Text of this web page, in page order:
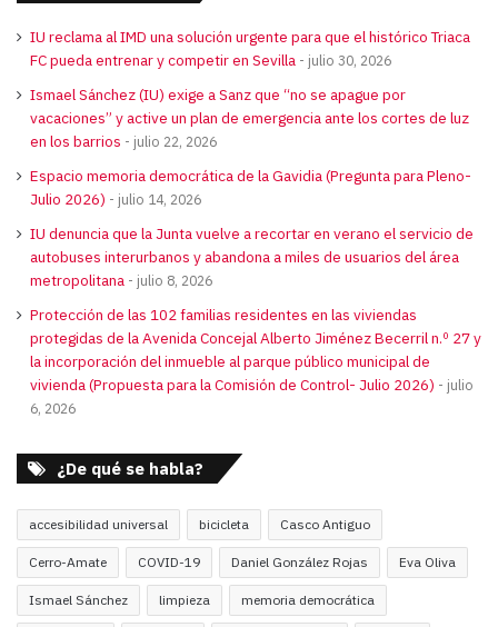
IU reclama al IMD una solución urgente para que el histórico Triaca
FC pueda entrenar y competir en Sevilla
julio 30, 2026
Ismael Sánchez (IU) exige a Sanz que “no se apague por
vacaciones” y active un plan de emergencia ante los cortes de luz
en los barrios
julio 22, 2026
Espacio memoria democrática de la Gavidia (Pregunta para Pleno-
Julio 2026)
julio 14, 2026
IU denuncia que la Junta vuelve a recortar en verano el servicio de
autobuses interurbanos y abandona a miles de usuarios del área
metropolitana
julio 8, 2026
Protección de las 102 familias residentes en las viviendas
protegidas de la Avenida Concejal Alberto Jiménez Becerril n.º 27 y
la incorporación del inmueble al parque público municipal de
vivienda (Propuesta para la Comisión de Control- Julio 2026)
julio
6, 2026
¿De qué se habla?
accesibilidad universal bicicleta Casco Antiguo
Cerro-Amate COVID-19 Daniel González Rojas Eva Oliva
Ismael Sánchez limpieza memoria democrática